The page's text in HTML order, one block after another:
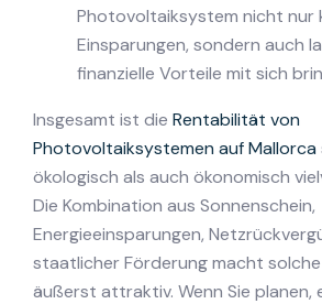
Photovoltaiksystem nicht nur
Einsparungen, sondern auch
finanzielle Vorteile mit sich
Insgesamt ist die Rentabilität von
Photovoltaiksystemen auf Mallorca
ökologisch als auch ökonomisch
Die Kombination aus Sonnenschein,
Energieeinsparungen,
staatlicher Förderung macht
äußerst attraktiv. Wenn Sie planen,